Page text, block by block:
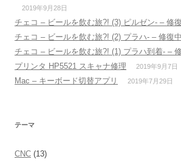
2019年9月28日
チェコ – ビールを飲む旅?! (3) ピルゼン- – 修
チェコ – ビールを飲む旅?! (2) プラハ- – 修復中
チェコ – ビールを飲む旅?! (1) プラハ到着- –
プリンタ HP5521 スキャナ修理 2019年9月7日
Mac – キーボード切替アプリ 2019年7月29日
テーマ
CNC (13)